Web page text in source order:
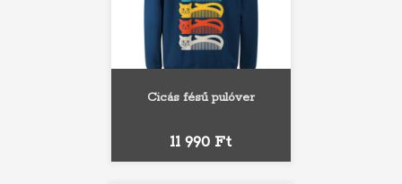
Cicás fésű pulóver
Ár
11 990 Ft